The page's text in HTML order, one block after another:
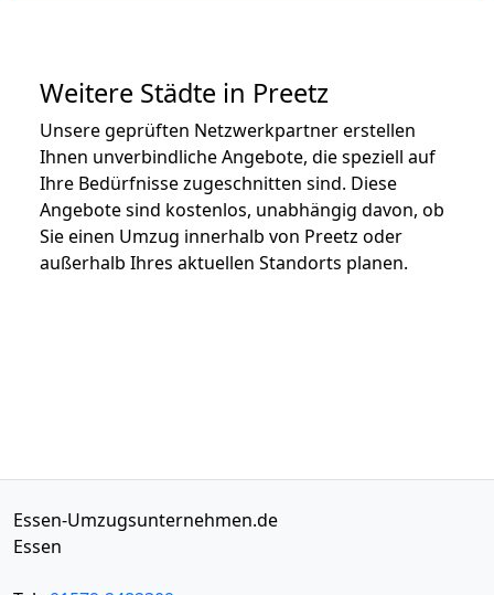
Weitere Städte in Preetz
Unsere geprüften Netzwerkpartner erstellen
Ihnen unverbindliche Angebote, die speziell auf
Ihre Bedürfnisse zugeschnitten sind. Diese
Angebote sind kostenlos, unabhängig davon, ob
Sie einen Umzug innerhalb von Preetz oder
außerhalb Ihres aktuellen Standorts planen.
Essen-Umzugsunternehmen.de
Essen